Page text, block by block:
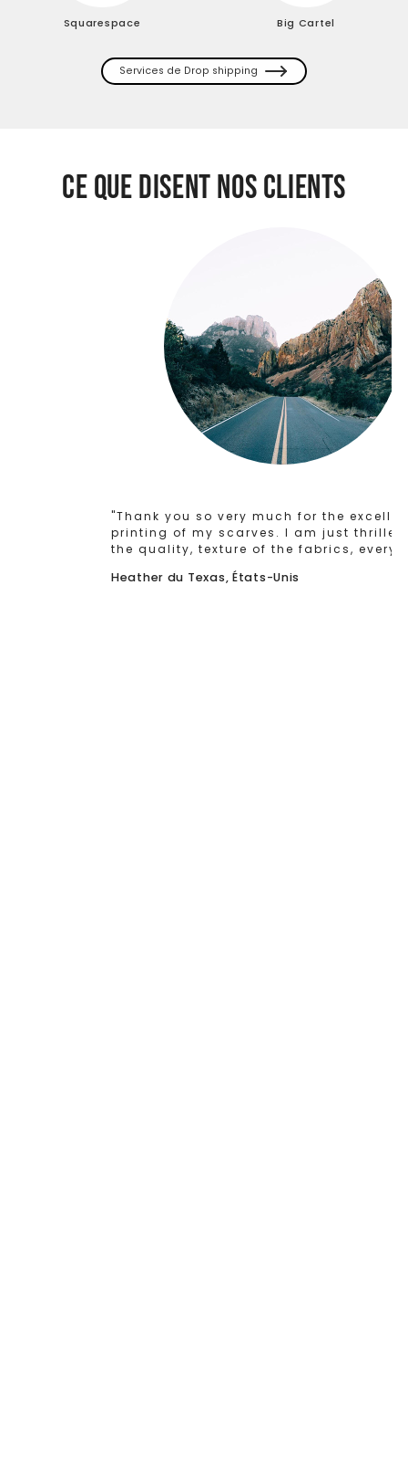
Squarespace Big Cartel
Services de Drop shipping
CE QUE DISENT NOS CLIENTS
"Thank you so very much for the excellent
printing of my scarves. I am just thrilled with
the quality, texture of the fabrics, everything."
Heather du Texas, États-Unis